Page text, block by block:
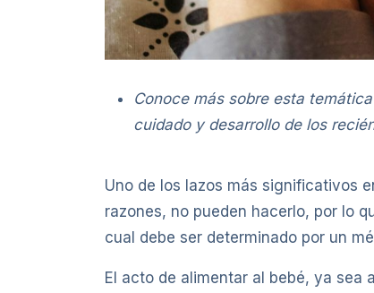
Conoce más sobre esta
cuidado y desarrollo de los
Uno de los lazos más significativos
razones, no pueden hacerlo, por lo
cual debe ser determinado por un
El acto de alimentar al bebé, ya sea